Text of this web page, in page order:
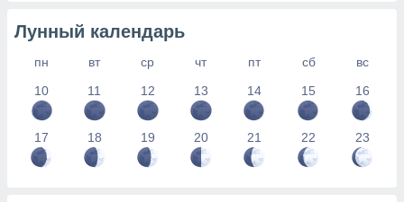
Лунный календарь
пн вт ср чт пт сб
вс
10
11 12 13 14 15 16
17 18 19 20 21 22 23